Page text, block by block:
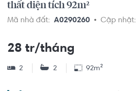
thất diện tích 92m²
Mã nhà đất: A0290260 Cập nhật:
28 tr/tháng
2 2 92m²